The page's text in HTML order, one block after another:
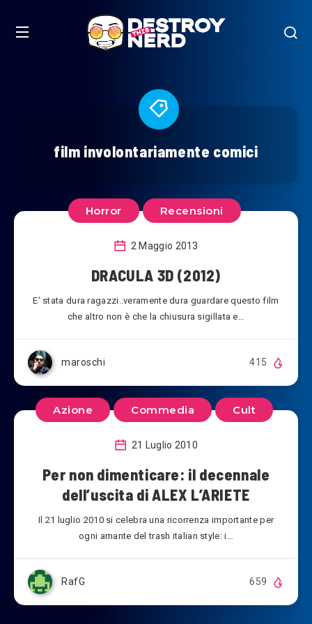
film involontariamente comici
Horror Recensioni
2 Maggio 2013
DRACULA 3D (2012)
E’ stata dura ragazzi..veramente dura guardare questo film
che altro non è che la chiusura sigillata e…
maroschi 415
Azione Commedia Cult
21 Luglio 2010
Per non dimenticare: il decennale
dell’uscita di ALEX L’ARIETE
Il 21 luglio 2010 si celebra una ricorrenza importante per
ogni amante del trash italian style: i…
RafG 659